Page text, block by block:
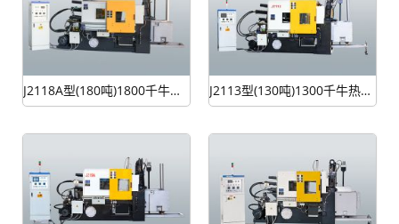
J2118A型(180吨)1800千牛热室压铸机 J2113型(130吨)1300千牛热室压铸机